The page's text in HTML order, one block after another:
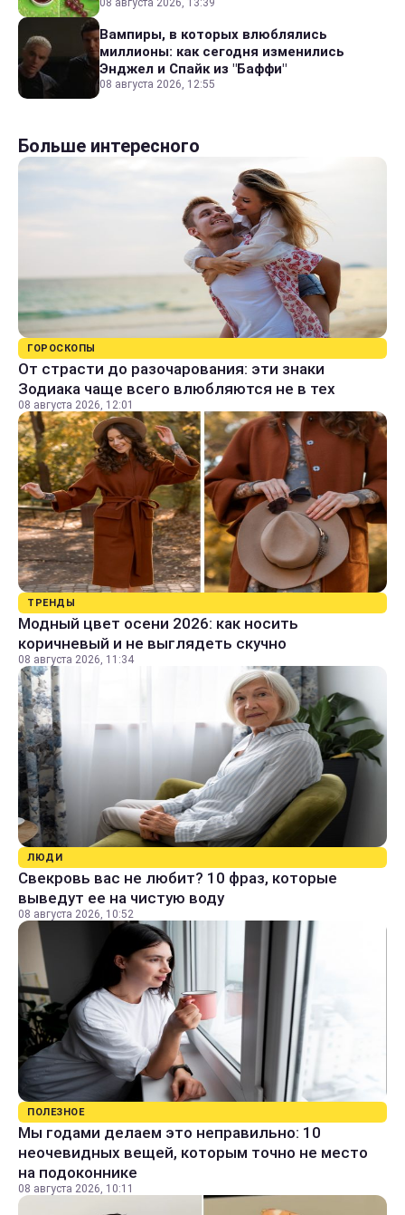
08 августа 2026, 13:39
Вампиры, в которых влюблялись
миллионы: как сегодня изменились
Энджел и Спайк из "Баффи"
08 августа 2026, 12:55
Больше интересного
ГОРОСКОПЫ
От страсти до разочарования: эти знаки
Зодиака чаще всего влюбляются не в тех
08 августа 2026, 12:01
ТРЕНДЫ
Модный цвет осени 2026: как носить
коричневый и не выглядеть скучно
08 августа 2026, 11:34
ЛЮДИ
Свекровь вас не любит? 10 фраз, которые
выведут ее на чистую воду
08 августа 2026, 10:52
ПОЛЕЗНОЕ
Мы годами делаем это неправильно: 10
неочевидных вещей, которым точно не место
на подоконнике
08 августа 2026, 10:11